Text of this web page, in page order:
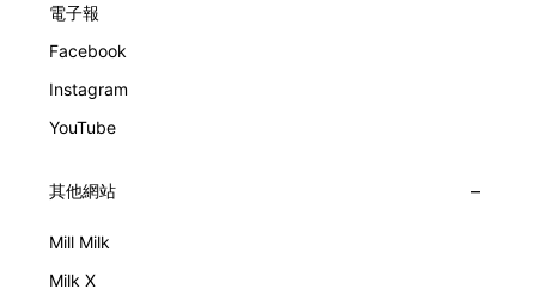
電子報
Facebook
Instagram
YouTube
其他網站
Mill Milk
Milk X